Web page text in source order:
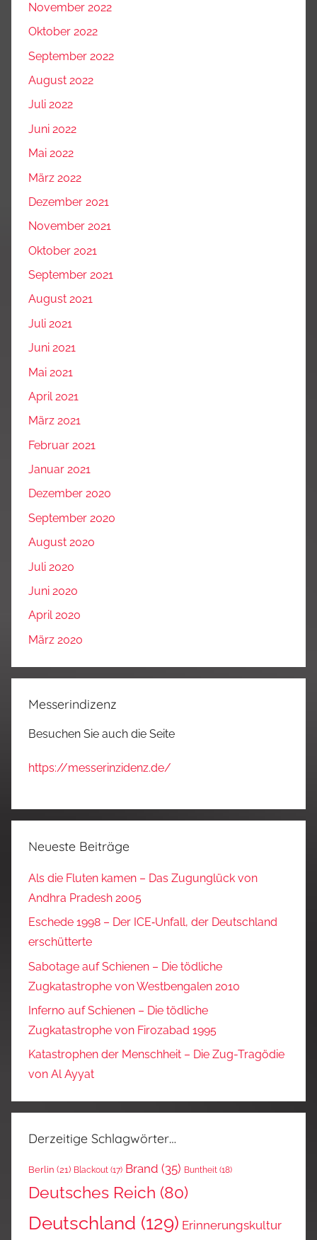
November 2022
Oktober 2022
September 2022
August 2022
Juli 2022
Juni 2022
Mai 2022
März 2022
Dezember 2021
November 2021
Oktober 2021
September 2021
August 2021
Juli 2021
Juni 2021
Mai 2021
April 2021
März 2021
Februar 2021
Januar 2021
Dezember 2020
September 2020
August 2020
Juli 2020
Juni 2020
April 2020
März 2020
Messerindizenz
Besuchen Sie auch die Seite
https://messerinzidenz.de/
Neueste Beiträge
Als die Fluten kamen – Das Zugunglück von
Andhra Pradesh 2005
Eschede 1998 – Der ICE‑Unfall, der Deutschland
erschütterte
Sabotage auf Schienen – Die tödliche
Zugkatastrophe von Westbengalen 2010
Inferno auf Schienen – Die tödliche
Zugkatastrophe von Firozabad 1995
Katastrophen der Menschheit – Die Zug-Tragödie
von Al Ayyat
Derzeitige Schlagwörter…
Berlin (21) Blackout (17) Brand (35) Buntheit (18)
Deutsches Reich (80)
Deutschland (129) Erinnerungskultur